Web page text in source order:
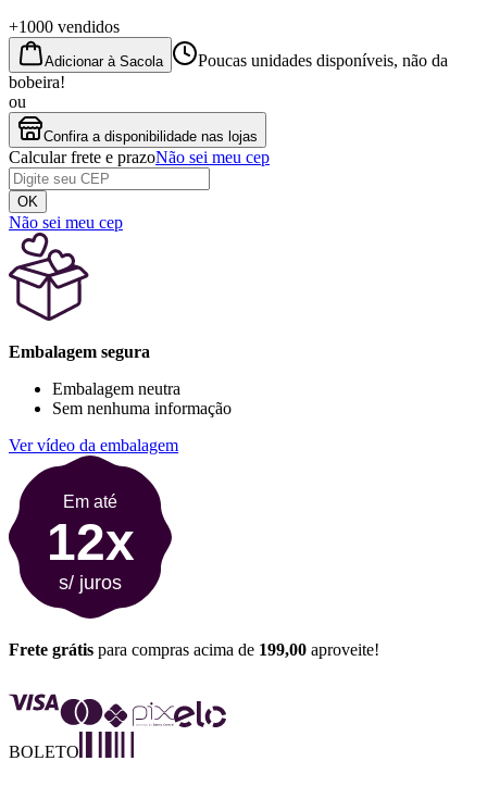
+1000 vendidos
Adicionar à Sacola
Poucas unidades disponíveis, não da
bobeira!
ou
Confira a disponibilidade nas lojas
Calcular frete e prazoNão sei meu cep
OK
Não sei meu cep
Embalagem segura
Embalagem neutra
Sem nenhuma informação
Ver vídeo da embalagem
Em até
12x
s/ juros
Frete grátis para compras acima de 199,00 aproveite!
BOLETO